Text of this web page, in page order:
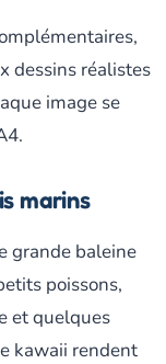
dessins réalistes
image se
marins
grande baleine
poissons,
et quelques
kawaii rendent